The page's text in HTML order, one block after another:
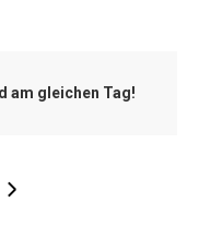
am gleichen Tag!
›